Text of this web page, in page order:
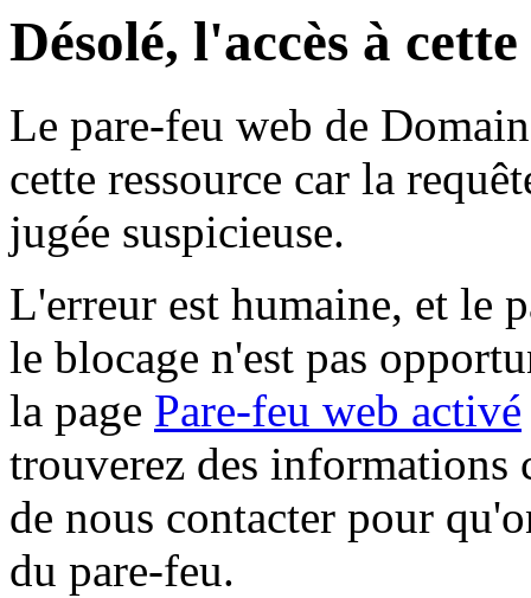
Désolé, l'accès à
Le pare-feu web de
cette ressource car la
jugée suspicieuse.
L'erreur est humaine, et le
le blocage n'est pas
la page Pare-feu web activé
trouverez des informations
de nous contacter pour
du pare-feu.